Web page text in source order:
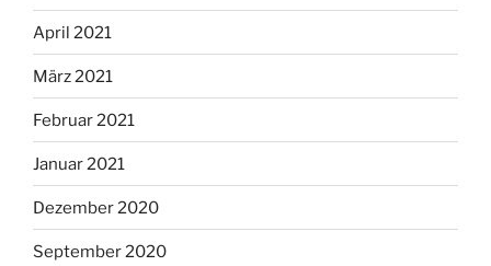
April 2021
März 2021
Februar 2021
Januar 2021
Dezember 2020
September 2020